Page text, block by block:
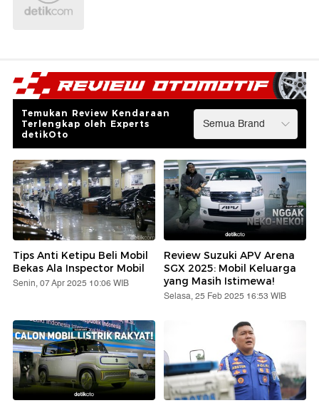
Temukan Review Kendaraan
Terlengkap oleh Experts
detikOto
Tips Anti Ketipu Beli Mobil
Bekas Ala Inspector Mobil
Senin, 07 Apr 2025 10:06 WIB
Review Suzuki APV Arena
SGX 2025: Mobil Keluarga
yang Masih Istimewa!
Selasa, 25 Feb 2025 16:53 WIB